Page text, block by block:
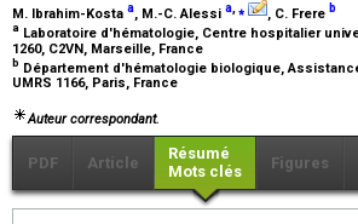
M. Ibrahim-Kosta a, M.-C. Alessi a,⁎ , C. Frere b
a Laboratoire d'hématologie, Centre hospitalier
1260, C2VN, Marseille, France
b Département d'hématologie biologique,
UMRS 1166, Paris, France
Auteur correspondant.
PDF Article
Résumé
Mots clés
Figures